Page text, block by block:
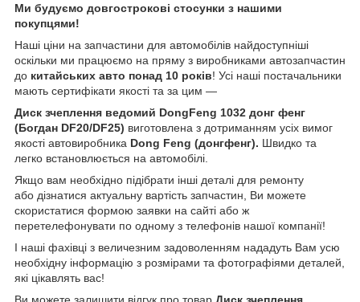
Ми будуємо довгострокові стосунки з нашими
покупцями!
Наші ціни на запчастини для автомобілів найдоступніші
оскільки ми працюємо на пряму з виробниками автозапчастин
до китайських авто понад 10 років! Усі наші постачальники
мають сертифікати якості та за цим —
Диск зчеплення ведомий DongFeng 1032 донг фенг
(Богдан DF20/DF25) виготовлена з дотриманням усіх вимог
якості автовиробника Dong Feng (донгфенг). Швидко та
легко встановлюється на автомобілі.
Якщо вам необхідно підібрати інші деталі для ремонту
або дізнатися актуальну вартість запчастин, Ви можете
скористатися формою заявки на сайті або ж
перетелефонувати по одному з телефонів нашої компанії!
І наші фахівці з величезним задоволенням нададуть Вам усю
необхідну інформацію з розмірами та фотографіями деталей,
які цікавлять вас!
Ви можете залишити відгук про товар Диск зчеплення